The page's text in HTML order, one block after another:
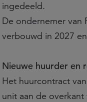
ingedeeld.
De ondernemer van
verbouwd in 2027
Nieuwe huurder en
Het huurcontract
unit aan de